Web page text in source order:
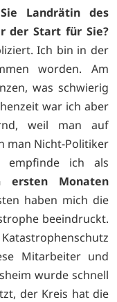
Landrätin des
der Start für Sie?
Ich bin in der
worden. Am
was schwierig
war ich aber
weil man auf
man Nicht-Politiker
empfinde ich als
Monaten
haben mich die
beeindruckt.
Mitarbeiter und
wurde schnell
der Kreis hat die